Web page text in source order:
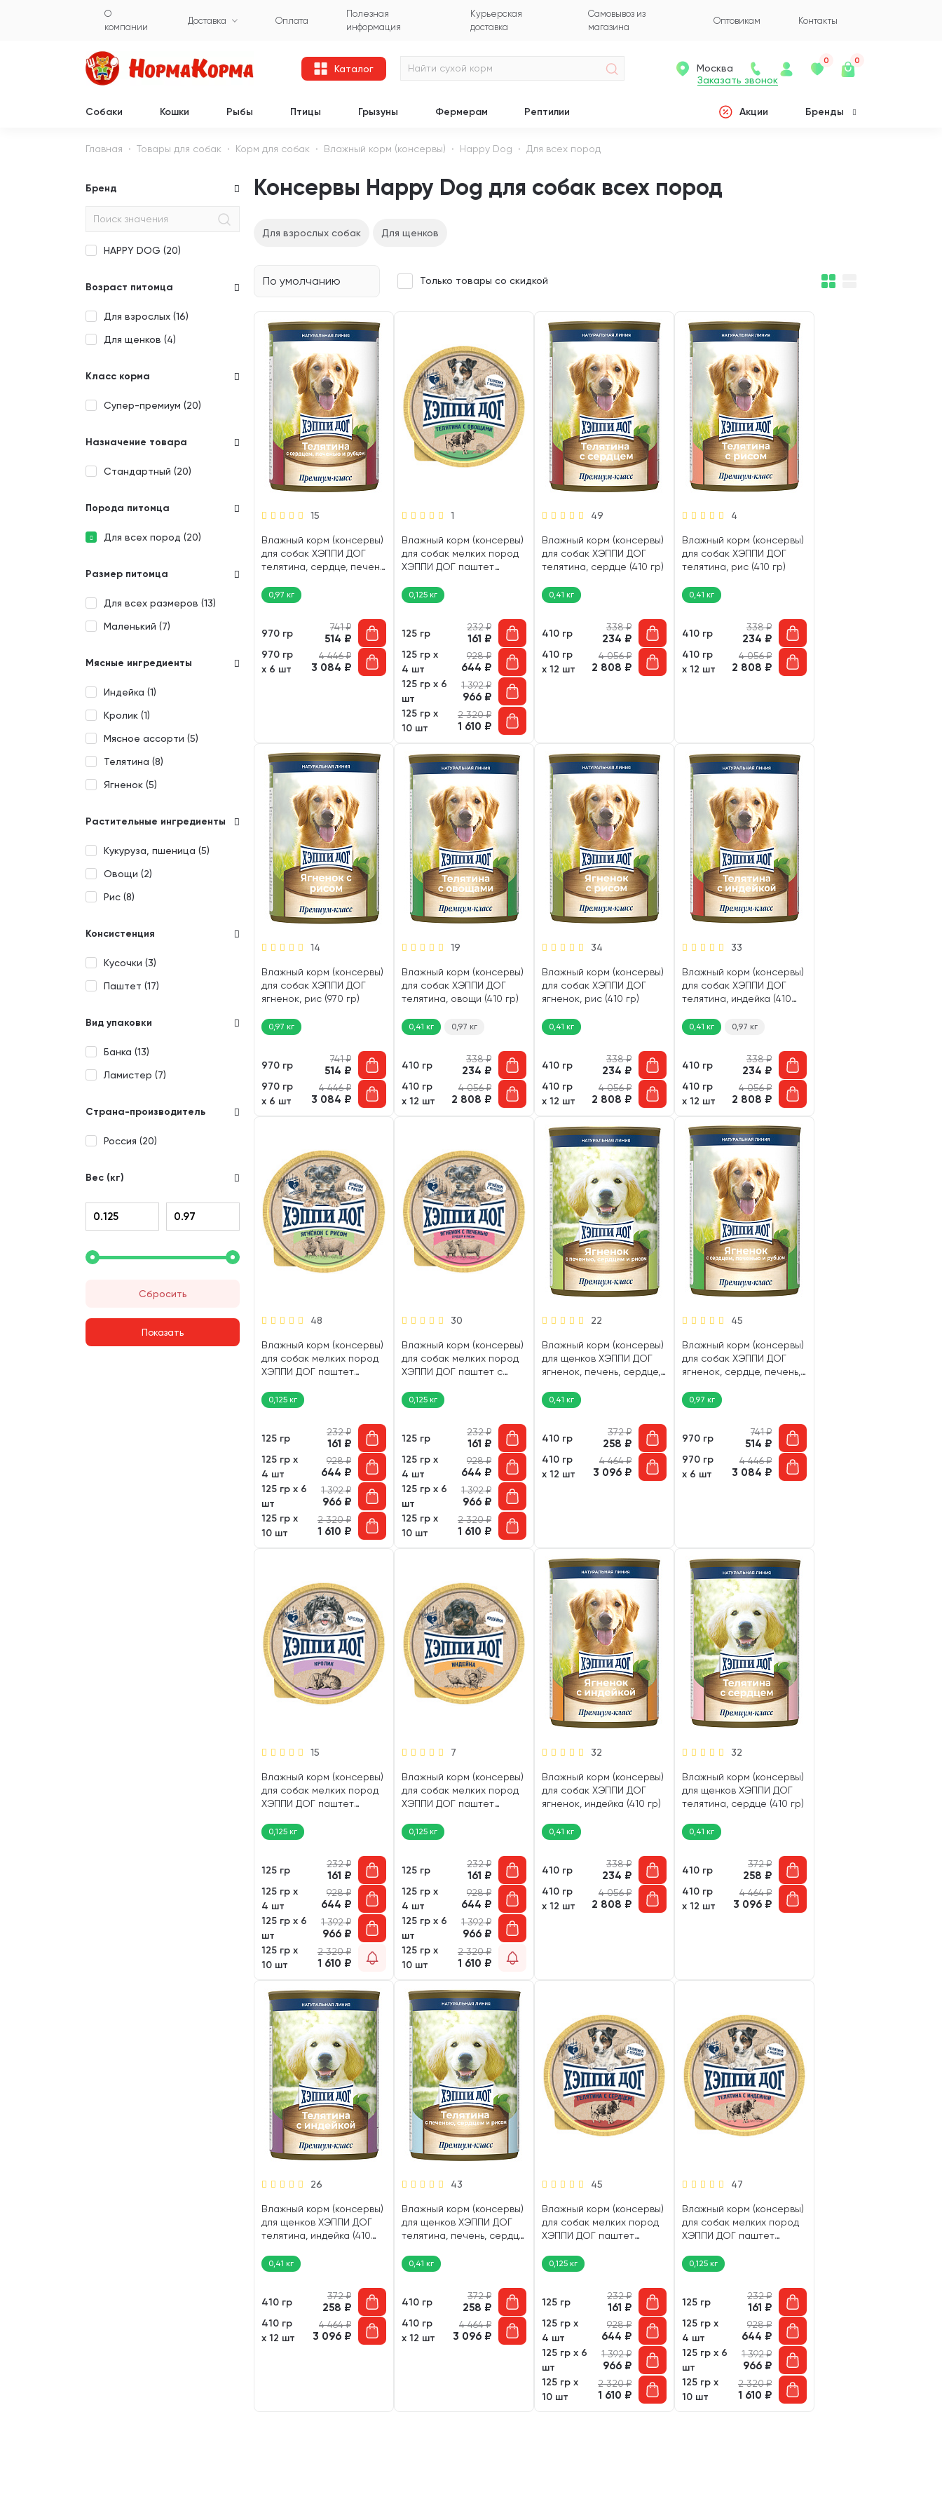
О
компании
Доставка Оплата
Полезная
информация
Курьерская
доставка
Самовывоз из
магазина
Оптовикам Контакты
Каталог
Заказать звонок
Москва
0 0
Собаки Кошки Рыбы Птицы Грызуны Фермерам Рептилии Акции Бренды
Главная Товары для собак Корм для собак Влажный корм (консервы) Happy Dog Для всех пород
Бренд
HAPPY DOG (20)
Возраст питомца
Для взрослых (16)
Для щенков (4)
Класс корма
Супер-премиум (20)
Назначение товара
Стандартный (20)
Порода питомца
Для всех пород (20)
Размер питомца
Для всех размеров (13)
Маленький (7)
Мясные ингредиенты
Индейка (1)
Кролик (1)
Мясное ассорти (5)
Телятина (8)
Ягненок (5)
Растительные ингредиенты
Кукуруза, пшеница (5)
Овощи (2)
Рис (8)
Консистенция
Кусочки (3)
Паштет (17)
Вид упаковки
Банка (13)
Ламистер (7)
Страна-производитель
Россия (20)
Вес (кг)
Сбросить
Консервы Happy Dog для собак всех пород
Для взрослых собак Для щенков
По умолчанию Только товары со скидкой
15
Влажный корм (консервы)
для собак ХЭППИ ДОГ
телятина, сердце, печень,
0,97 кг
970 гр
741₽
514 ₽
970 гр
х 6 шт
4 446₽
3 084 ₽
1
Влажный корм (консервы)
для собак мелких пород
ХЭППИ ДОГ паштет
0,125 кг
125 гр
232₽
161 ₽
125 гр х
4 шт
928₽
644 ₽
125 гр х 6
шт
1 392₽
966 ₽
125 гр х
10 шт
2 320₽
1 610 ₽
49
Влажный корм (консервы)
для собак ХЭППИ ДОГ
телятина, сердце (410 гр)
0,41 кг
410 гр
338₽
234 ₽
410 гр
х 12 шт
4 056₽
2 808 ₽
4
Влажный корм (консервы)
для собак ХЭППИ ДОГ
телятина, рис (410 гр)
0,41 кг
410 гр
338₽
234 ₽
410 гр
х 12 шт
4 056₽
2 808 ₽
14
Влажный корм (консервы)
для собак ХЭППИ ДОГ
ягненок, рис (970 гр)
0,97 кг
970 гр
741₽
514 ₽
970 гр
х 6 шт
4 446₽
3 084 ₽
19
Влажный корм (консервы)
для собак ХЭППИ ДОГ
телятина, овощи (410 гр)
0,41 кг 0,97 кг
410 гр
338₽
234 ₽
410 гр
х 12 шт
4 056₽
2 808 ₽
34
Влажный корм (консервы)
для собак ХЭППИ ДОГ
ягненок, рис (410 гр)
0,41 кг
410 гр
338₽
234 ₽
410 гр
х 12 шт
4 056₽
2 808 ₽
33
Влажный корм (консервы)
для собак ХЭППИ ДОГ
телятина, индейка (410
0,41 кг 0,97 кг
410 гр
338₽
234 ₽
410 гр
х 12 шт
4 056₽
2 808 ₽
48
Влажный корм (консервы)
для собак мелких пород
ХЭППИ ДОГ паштет
0,125 кг
125 гр
232₽
161 ₽
125 гр х
4 шт
928₽
644 ₽
125 гр х 6
шт
1 392₽
966 ₽
125 гр х
10 шт
2 320₽
1 610 ₽
30
Влажный корм (консервы)
для собак мелких пород
ХЭППИ ДОГ паштет с
рис (125 гр)
0,125 кг
125 гр
232₽
161 ₽
125 гр х
4 шт
928₽
644 ₽
125 гр х 6
шт
1 392₽
966 ₽
125 гр х
10 шт
2 320₽
1 610 ₽
22
Влажный корм (консервы)
для щенков ХЭППИ ДОГ
ягненок, печень, сердце,
0,41 кг
410 гр
372₽
258 ₽
410 гр
х 12 шт
4 464₽
3 096 ₽
45
Влажный корм (консервы)
для собак ХЭППИ ДОГ
ягненок, сердце, печень,
0,97 кг
970 гр
741₽
514 ₽
970 гр
х 6 шт
4 446₽
3 084 ₽
15
Влажный корм (консервы)
для собак мелких пород
ХЭППИ ДОГ паштет
0,125 кг
125 гр
232₽
161 ₽
125 гр х
4 шт
928₽
644 ₽
125 гр х 6
шт
1 392₽
966 ₽
125 гр х
10 шт
2 320₽
1 610 ₽
7
Влажный корм (консервы)
для собак мелких пород
ХЭППИ ДОГ паштет
0,125 кг
125 гр
232₽
161 ₽
125 гр х
4 шт
928₽
644 ₽
125 гр х 6
шт
1 392₽
966 ₽
125 гр х
10 шт
2 320₽
1 610 ₽
32
Влажный корм (консервы)
для собак ХЭППИ ДОГ
ягненок, индейка (410 гр)
0,41 кг
410 гр
338₽
234 ₽
410 гр
х 12 шт
4 056₽
2 808 ₽
32
Влажный корм (консервы)
для щенков ХЭППИ ДОГ
телятина, сердце (410 гр)
0,41 кг
410 гр
372₽
258 ₽
410 гр
х 12 шт
4 464₽
3 096 ₽
26
Влажный корм (консервы)
для щенков ХЭППИ ДОГ
телятина, индейка (410
0,41 кг
410 гр
372₽
258 ₽
410 гр
х 12 шт
4 464₽
3 096 ₽
43
Влажный корм (консервы)
для щенков ХЭППИ ДОГ
телятина, печень, сердце,
0,41 кг
410 гр
372₽
258 ₽
410 гр
х 12 шт
4 464₽
3 096 ₽
45
Влажный корм (консервы)
для собак мелких пород
ХЭППИ ДОГ паштет
0,125 кг
125 гр
232₽
161 ₽
125 гр х
4 шт
928₽
644 ₽
125 гр х 6
шт
1 392₽
966 ₽
125 гр х
10 шт
2 320₽
1 610 ₽
47
Влажный корм (консервы)
для собак мелких пород
ХЭППИ ДОГ паштет
0,125 кг
125 гр
232₽
161 ₽
125 гр х
4 шт
928₽
644 ₽
125 гр х 6
шт
1 392₽
966 ₽
125 гр х
10 шт
2 320₽
1 610 ₽